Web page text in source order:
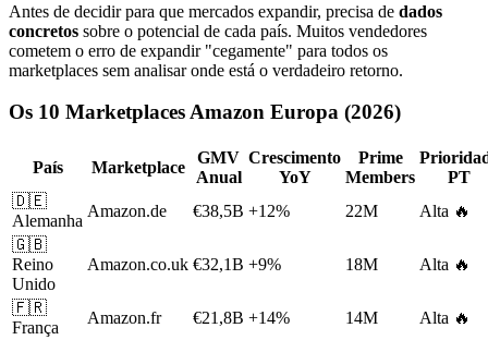
Antes de decidir para que mercados expandir, precisa de dados
concretos sobre o potencial de cada país. Muitos vendedores
cometem o erro de expandir "cegamente" para todos os
marketplaces sem analisar onde está o verdadeiro retorno.
Os 10 Marketplaces Amazon Europa (2026)
País Marketplace
GMV
Anual
Crescimento
YoY
Prime
Members
PT
🇩🇪
Alemanha
Amazon.de €38,5B +12% 22M
Alta 🔥
🇬🇧
Reino
Unido
Amazon.co.uk €32,1B +9% 18M Alta 🔥
🇫🇷
França
Amazon.fr €21,8B +14% 14M
Alta 🔥